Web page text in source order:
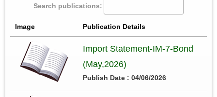
Search publications:
Image Publication Details
Import Statement-IM-7-Bond
(May,2026)
Publish Date : 04/06/2026